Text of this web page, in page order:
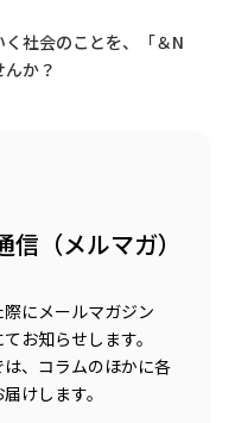
社会のことを、「＆N
か？
（メルマガ）
にメールマガジン
お知らせします。
は、コラムのほかに各
けします。